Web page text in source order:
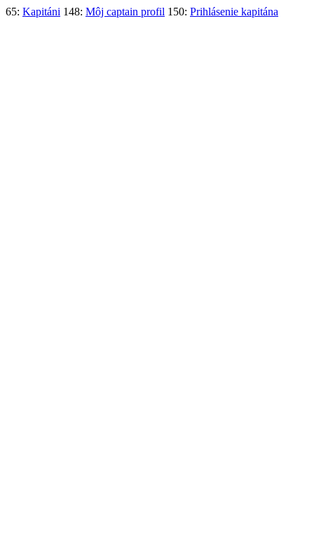
65: Kapitáni 148: Môj captain profil 150: Prihlásenie kapitána